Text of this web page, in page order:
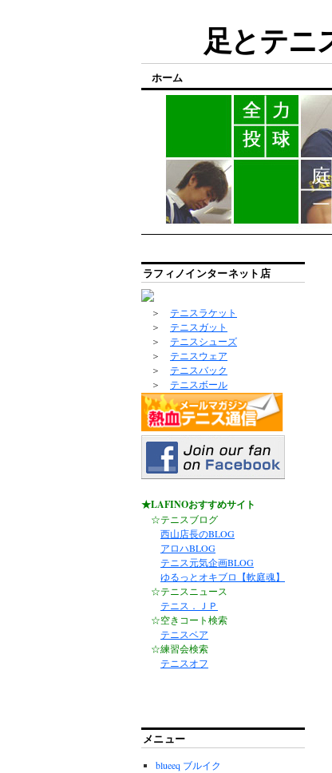
足とテニ
ホーム
ラフィノインターネット店
＞ テニスラケット
＞ テニスガット
＞ テニスシューズ
＞ テニスウェア
＞ テニスバック
＞ テニスボール
★LAFINOおすすめサイト
☆テニスブログ
西山店長のBLOG
アロハBLOG
テニス元気企画BLOG
ゆるっとオキブロ【軟庭魂】
☆テニスニュース
テニス．ＪＰ
☆空きコート検索
テニスベア
☆練習会検索
テニスオフ
メニュー
blueeq ブルイク